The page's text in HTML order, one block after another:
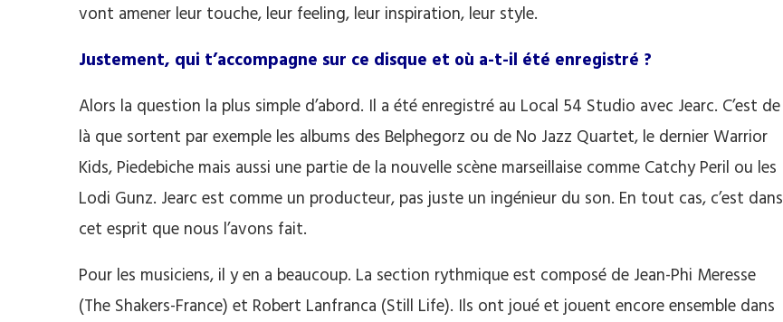
vont amener leur touche, leur feeling, leur inspiration, leur style.
Justement, qui t’accompagne sur ce disque et où a-t-il été enregistré ?
Alors la question la plus simple d’abord. Il a été enregistré au Local 54 Studio avec Jearc. C’est de
là que sortent par exemple les albums des Belphegorz ou de No Jazz Quartet, le dernier Warrior
Kids, Piedebiche mais aussi une partie de la nouvelle scène marseillaise comme Catchy Peril ou les
Lodi Gunz. Jearc est comme un producteur, pas juste un ingénieur du son. En tout cas, c’est dans
cet esprit que nous l’avons fait.
Pour les musiciens, il y en a beaucoup. La section rythmique est composé de Jean-Phi Meresse
(The Shakers-France) et Robert Lanfranca (Still Life). Ils ont joué et jouent encore ensemble dans